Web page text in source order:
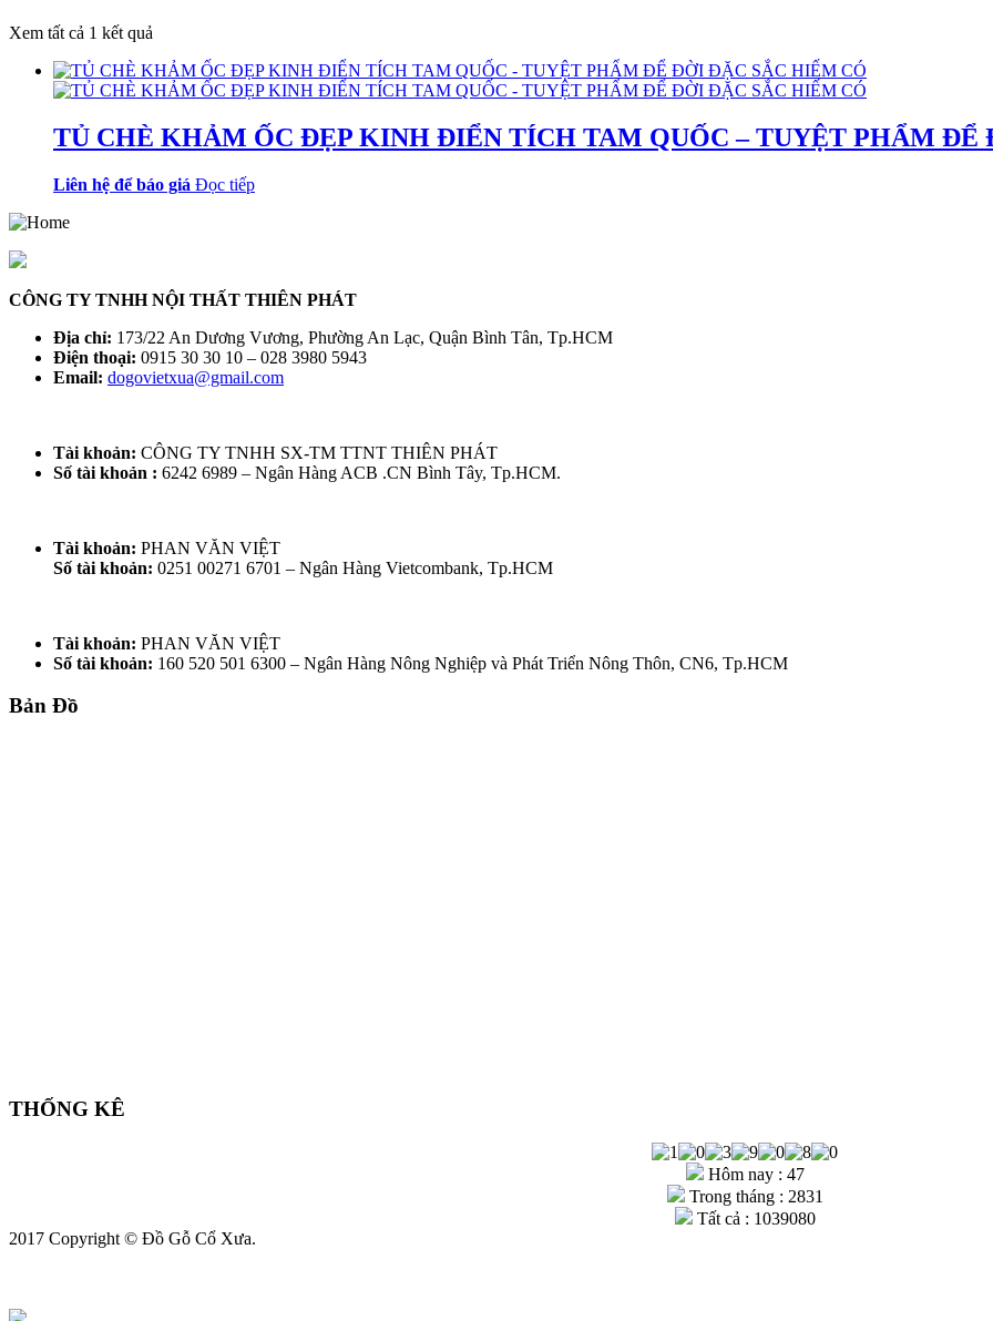
Xem tất cả 1 kết quả
TỦ CHÈ KHẢM ỐC ĐẸP KINH ĐIỂN TÍCH TAM QUỐC – TUYỆT PHẨM ĐỂ
Liên hệ để báo giá Đọc tiếp
CÔNG TY TNHH NỘI THẤT THIÊN PHÁT
Địa chỉ: 173/22 An Dương Vương, Phường An Lạc, Quận Bình Tân, Tp.HCM
Điện thoại: 0915 30 30 10 – 028 3980 5943
Email: dogovietxua@gmail.com
Tài khoản: CÔNG TY TNHH SX-TM TTNT THIÊN PHÁT
Số tài khoản : 6242 6989 – Ngân Hàng ACB .CN Bình Tây, Tp.HCM.
Tài khoản: PHAN VĂN VIỆT
Số tài khoản: 0251 00271 6701 – Ngân Hàng Vietcombank, Tp.HCM
Tài khoản: PHAN VĂN VIỆT
Số tài khoản: 160 520 501 6300 – Ngân Hàng Nông Nghiệp và Phát Triển Nông Thôn, CN6, Tp.HCM
Bản Đồ
THỐNG KÊ
Hôm nay : 47
Trong tháng : 2831
Tất cả : 1039080
2017 Copyright © Đồ Gỗ Cổ Xưa.